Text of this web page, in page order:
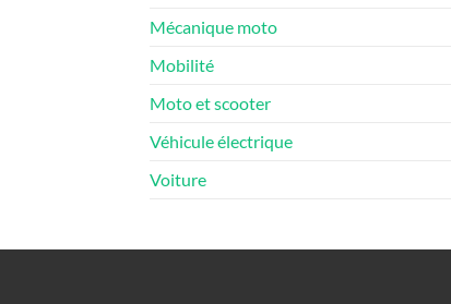
Mécanique moto
Mobilité
Moto et scooter
Véhicule électrique
Voiture